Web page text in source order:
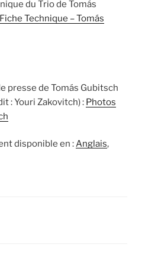
du Trio de Tomás
Fiche Technique – Tomás
presse de Tomás Gubitsch
: Youri Zakovitch) : Photos
disponible en :Anglais